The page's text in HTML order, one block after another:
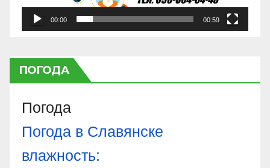
00:00 00:59
ПОГОДА
Погода
Погода в Славянске
влажность: